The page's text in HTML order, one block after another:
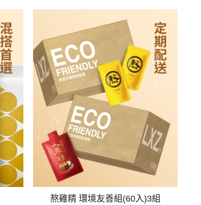
熬雞精 環境友善組(60入)3組